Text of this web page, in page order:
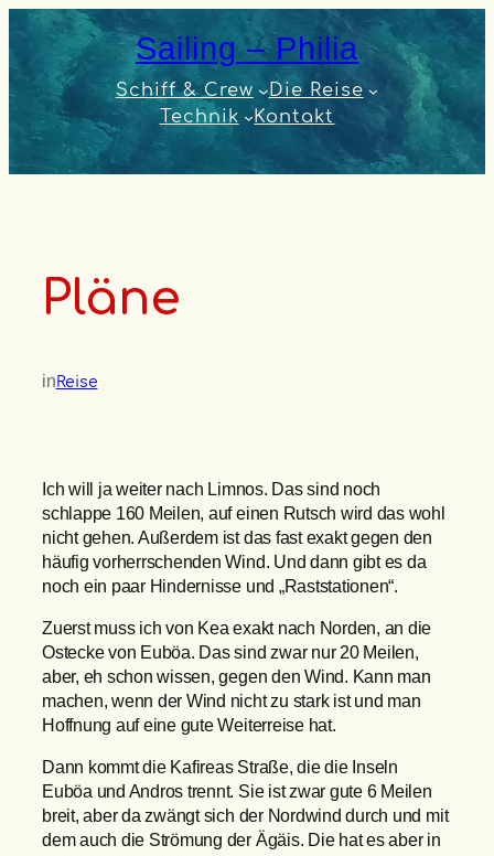
Zum
Inhalt
springen
Sailing – Philia
Schiff & Crew
Die Reise
Technik
Kontakt
Pläne
in Reise
Ich will ja weiter nach Limnos. Das sind noch
schlappe 160 Meilen, auf einen Rutsch wird das wohl
nicht gehen. Außerdem ist das fast exakt gegen den
häufig vorherrschenden Wind. Und dann gibt es da
noch ein paar Hindernisse und „Raststationen“.
Zuerst muss ich von Kea exakt nach Norden, an die
Ostecke von Euböa. Das sind zwar nur 20 Meilen,
aber, eh schon wissen, gegen den Wind. Kann man
machen, wenn der Wind nicht zu stark ist und man
Hoffnung auf eine gute Weiterreise hat.
Dann kommt die Kafireas Straße, die die Inseln
Euböa und Andros trennt. Sie ist zwar gute 6 Meilen
breit, aber da zwängt sich der Nordwind durch und mit
dem auch die Strömung der Ägäis. Die hat es aber in